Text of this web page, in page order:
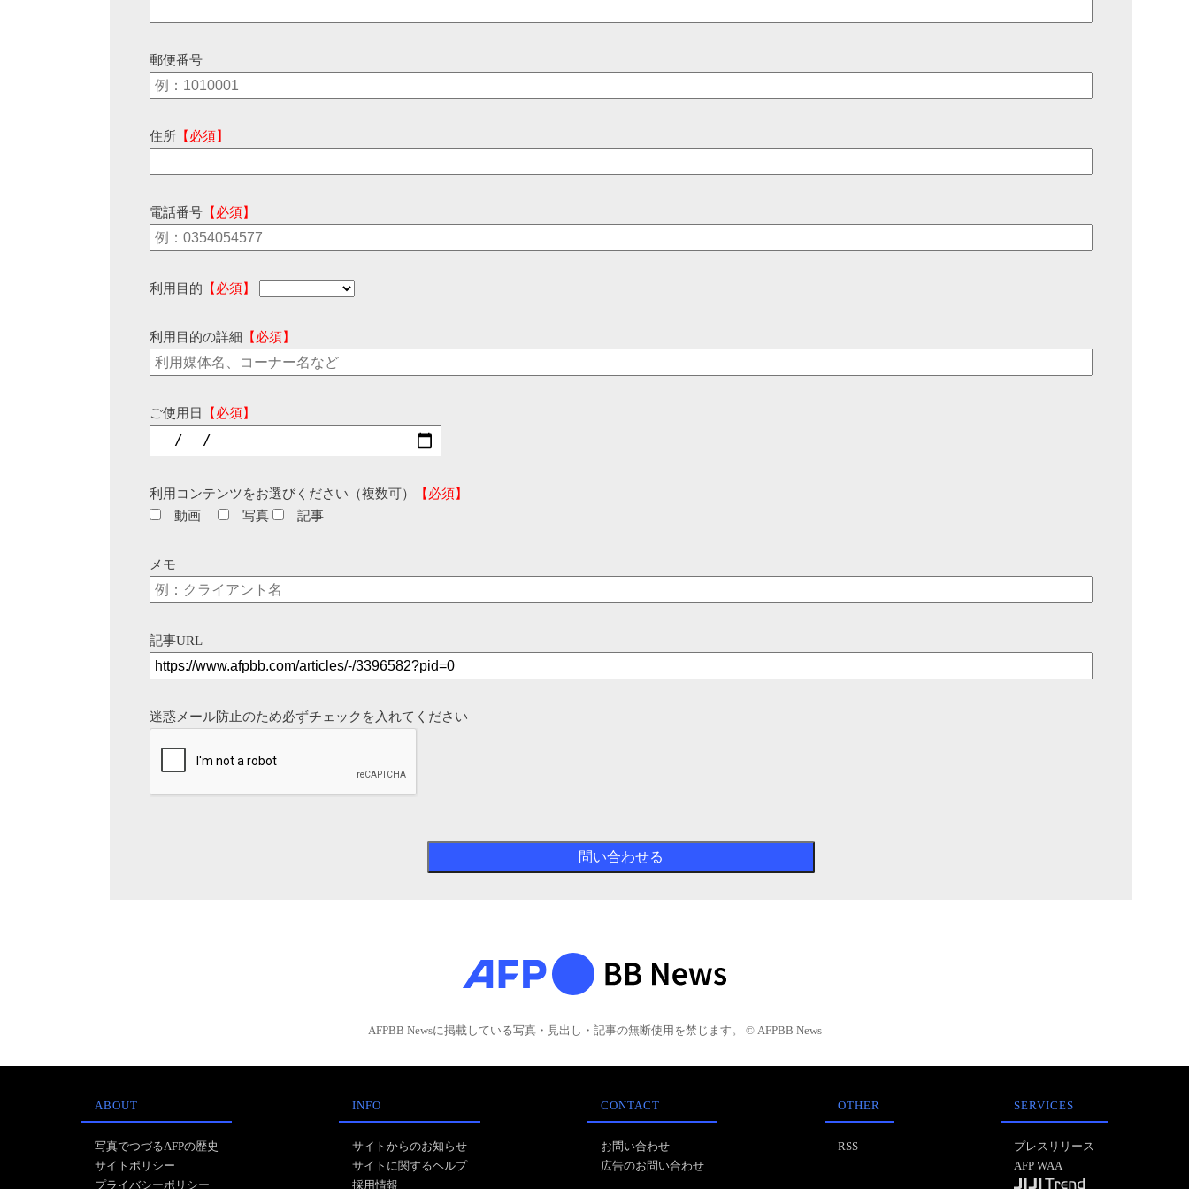
郵便番号
住所 【必須】
電話番号 【必須】
利用目的 【必須】
利用目的の詳細 【必須】
ご使用日 【必須】
利用コンテンツをお選びください（複数可）
【必須】
動画
写真 記事
メモ
記事URL
迷惑メール防止のため必ずチェックを入れてください
AFPBB Newsに掲載している写真・見出し・記事の無断使用を禁じます。 © AFPBB News
ABOUT
写真でつづるAFPの歴史
サイトポリシー
プライバシーポリシー
INFO
サイトからのお知らせ
サイトに関するヘルプ
採用情報
CONTACT
お問い合わせ
広告のお問い合わせ
OTHER
RSS
SERVICES
プレスリリース
AFP WAA